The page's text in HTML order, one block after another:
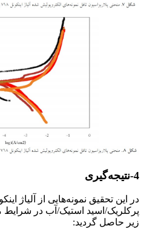
4-نتیجه‌گیری
پرکلریک/اسید استیک/آب در شرایط
زیر حاصل گردید: